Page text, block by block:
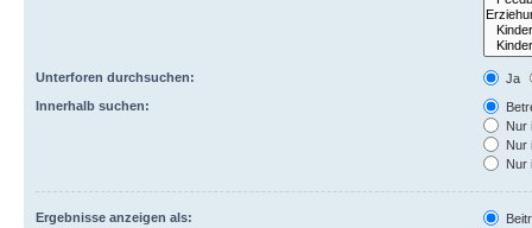
Unterforen durchsuchen:
Ja
Innerhalb suchen:
Nur
Nur
Nur
Ergebnisse anzeigen als: